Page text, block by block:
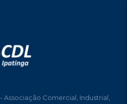
- Associação Comercial, Industrial,